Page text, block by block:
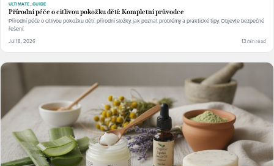
ULTIMATE_GUIDE
Přírodní péče o citlivou pokožku dětí: Kompletní průvodce
Přírodní péče o citlivou pokožku dětí: přírodní složky, jak poznat problémy a praktické tipy. Objevte bezpečné
řešení.
Jul 18, 2026 13 min read